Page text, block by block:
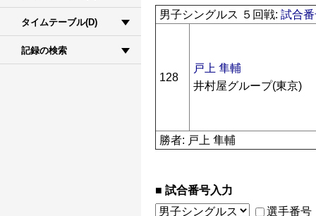
タイムテーブル(D)
記録の検索
男子シングルス ５回戦:試合
128
戸上 隼輔
井村屋グループ(東京)
勝者: 戸上 隼輔
試合番号入力
選手番号